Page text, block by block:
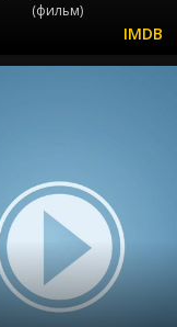
(фильм)